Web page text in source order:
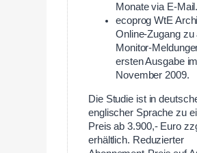
Monate via E-Mail.
ecoprog WtE
Online-Zugang zu
Monitor-
ersten Ausgabe im
November 2009.
Die Studie ist in
englischer Sprache zu
Preis ab 3.900,- Euro
erhältlich. Reduzierter